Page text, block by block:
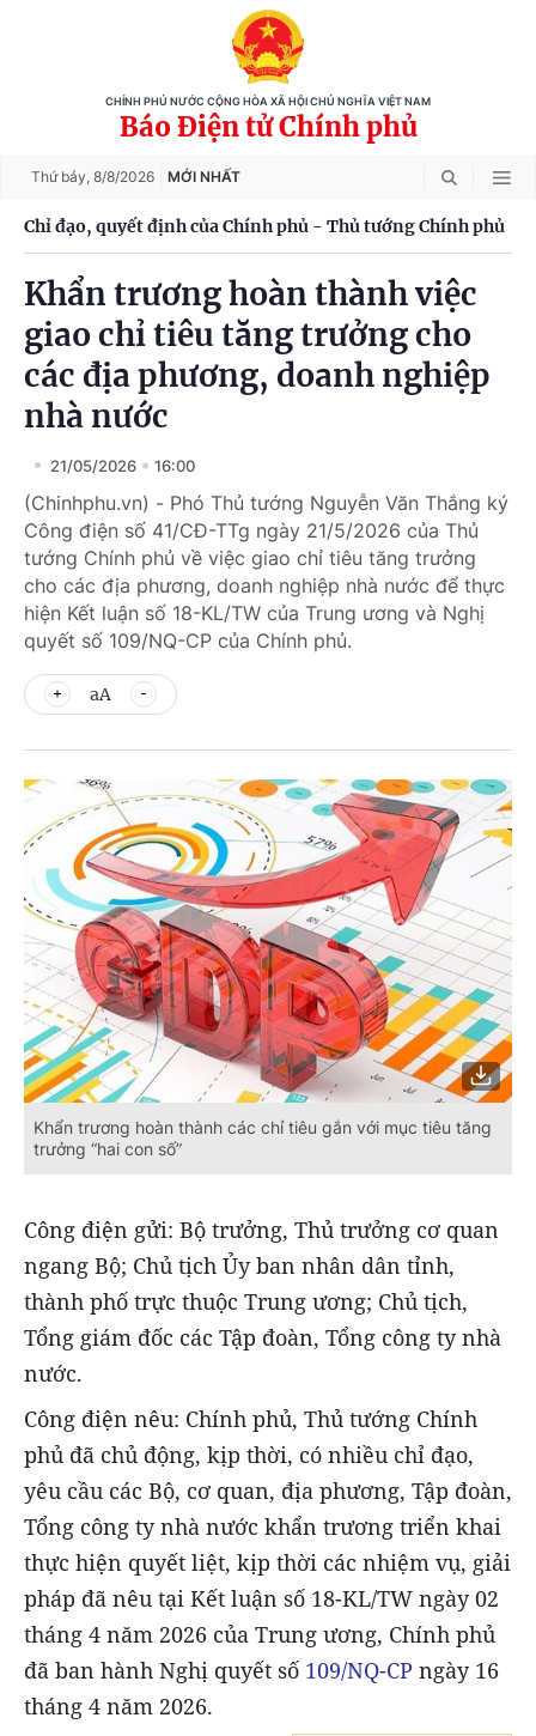
CHÍNH PHỦ NƯỚC CỘNG HÒA XÃ HỘI CHỦ NGHĨA VIỆT NAM
Báo Điện tử Chính phủ
Thứ bảy, 8/8/2026 MỚI NHẤT
Chỉ đạo, quyết định của Chính phủ - Thủ tướng Chính phủ
Khẩn trương hoàn thành việc
giao chỉ tiêu tăng trưởng cho
các địa phương, doanh nghiệp
nhà nước
21/05/2026 16:00
(Chinhphu.vn) - Phó Thủ tướng Nguyễn Văn Thắng ký
Công điện số 41/CĐ-TTg ngày 21/5/2026 của Thủ
tướng Chính phủ về việc giao chỉ tiêu tăng trưởng
cho các địa phương, doanh nghiệp nhà nước để thực
hiện Kết luận số 18-KL/TW của Trung ương và Nghị
quyết số 109/NQ-CP của Chính phủ.
aA
Khẩn trương hoàn thành các chỉ tiêu gắn với mục tiêu tăng
trưởng “hai con số”
Công điện gửi: Bộ trưởng, Thủ trưởng cơ quan
ngang Bộ; Chủ tịch Ủy ban nhân dân tỉnh,
thành phố trực thuộc Trung ương; Chủ tịch,
Tổng giám đốc các Tập đoàn, Tổng công ty nhà
nước.
Công điện nêu: Chính phủ, Thủ tướng Chính
phủ đã chủ động, kịp thời, có nhiều chỉ đạo,
yêu cầu các Bộ, cơ quan, địa phương, Tập đoàn,
Tổng công ty nhà nước khẩn trương triển khai
thực hiện quyết liệt, kịp thời các nhiệm vụ, giải
pháp đã nêu tại Kết luận số 18-KL/TW ngày 02
tháng 4 năm 2026 của Trung ương, Chính phủ
đã ban hành Nghị quyết số 109/NQ-CP ngày 16
tháng 4 năm 2026.